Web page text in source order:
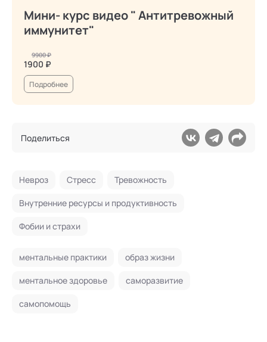
Мини- курс видео " Антитревожный
иммунитет"
1900 ₽
9900 ₽
Подробнее
Поделиться
Невроз Стресс Тревожность
Внутренние ресурсы и продуктивность
Фобии и страхи
ментальные практики образ жизни
ментальное здоровье саморазвитие
самопомощь